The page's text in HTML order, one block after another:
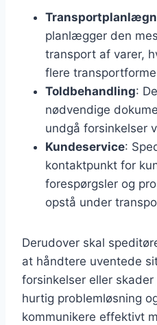
planlægger den
transport af varer,
flere
Toldbehandling:
nødvendige
undgå forsinkelser
Kundeservice:
kontaktpunkt for
forespørgsler og
opstå under
Derudover skal
at håndtere uventede
forsinkelser eller
hurtig problemløsning
kommunikere effektivt